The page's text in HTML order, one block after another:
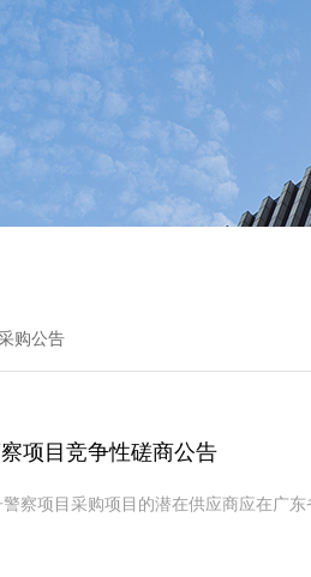
购公告
项目竞争性磋商公告
察项目采购项目的潜在供应商应在广东